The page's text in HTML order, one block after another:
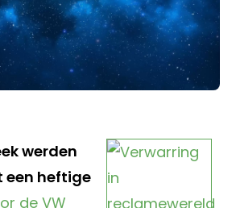
werden
een heftige
de VW